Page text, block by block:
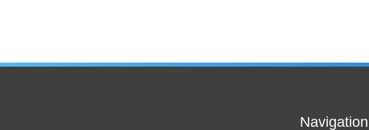
Navigation